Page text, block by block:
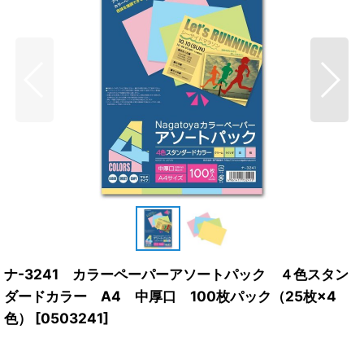
ナ-3241 カラーペーパーアソートパック ４色スタン
ダードカラー A4 中厚口 100枚パック（25枚×4
色）
[0503241]